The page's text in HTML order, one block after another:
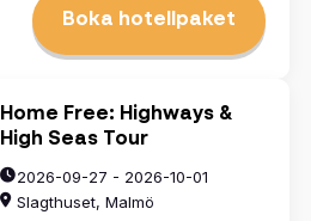
Boka hotellpaket
Home Free: Highways &
High Seas Tour
2026-09-27 - 2026-10-01
Slagthuset, Malmö